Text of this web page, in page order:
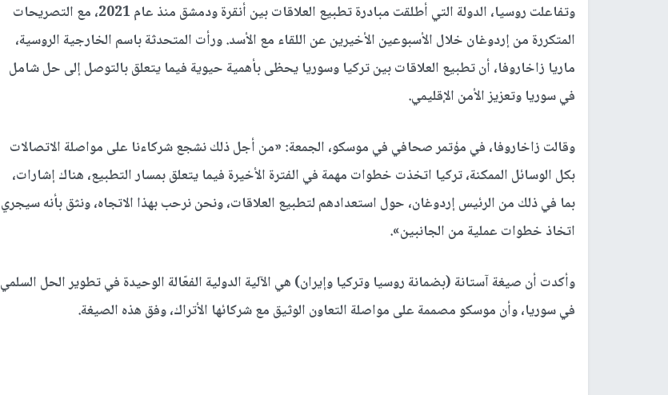
وتفاعلت روسيا، الدولة التي أطلقت مبادرة تطبيع العلاقات بين أنقرة ودمشق منذ عام 2021، مع التصريحات
المتكررة من إردوغان خلال الأسبوعين الأخيرين عن اللقاء مع الأسد. ورأت المتحدثة باسم الخارجية الروسية،
ماريا زاخاروفا، أن تطبيع العلاقات بين تركيا وسوريا يحظى بأهمية حيوية فيما يتعلق بالتوصل إلى حل شامل
في سوريا وتعزيز الأمن الإقليمي.
وقالت زاخاروفا، في مؤتمر صحافي في موسكو، الجمعة: «من أجل ذلك نشجع شركاءنا على مواصلة الاتصالات
بكل الوسائل الممكنة، تركيا اتخذت خطوات مهمة في الفترة الأخيرة فيما يتعلق بمسار التطبيع، هناك إشارات،
بما في ذلك من الرئيس إردوغان، حول استعدادهم لتطبيع العلاقات، ونحن نرحب بهذا الاتجاه، ونثق بأنه سيجري
اتخاذ خطوات عملية من الجانبين».
وأكدت أن صيغة آستانة (بضمانة روسيا وتركيا وإيران) هي الآلية الدولية الفعّالة الوحيدة في تطوير الحل السلمي
في سوريا، وأن موسكو مصممة على مواصلة التعاون الوثيق مع شركائها الأتراك، وفق هذه الصيغة.